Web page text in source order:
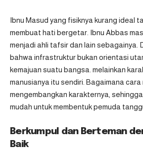
Ibnu Masud yang fisiknya kurang ideal
membuat hati bergetar. Ibnu Abbas
menjadi ahli tafsir dan lain sebagainya.
bahwa infrastruktur bukan orientasi
kemajuan suatu bangsa. melainkan
manusianya itu sendiri. Bagaimana cara
mengembangkan karakternya,
mudah untuk membentuk pemuda
Berkumpul dan Berteman
Baik